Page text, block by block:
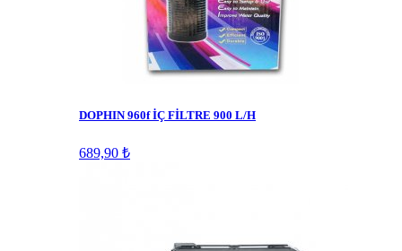
DOPHIN 960f İÇ FİLTRE 900 L/H
689,90 ₺